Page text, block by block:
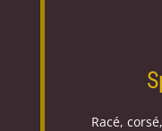
Racé,